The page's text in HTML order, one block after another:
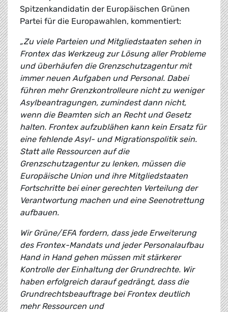
Spitzenkandidatin der Europäischen Grünen
Partei für die Europawahlen, kommentiert:
„Zu viele Parteien und Mitgliedstaaten sehen in
Frontex das Werkzeug zur Lösung aller Probleme
und überhäufen die Grenzschutzagentur mit
immer neuen Aufgaben und Personal. Dabei
führen mehr Grenzkontrolleure nicht zu weniger
Asylbeantragungen, zumindest dann nicht,
wenn die Beamten sich an Recht und Gesetz
halten. Frontex aufzublähen kann kein Ersatz für
eine fehlende Asyl- und Migrationspolitik sein.
Statt alle Ressourcen auf die
Grenzschutzagentur zu lenken, müssen die
Europäische Union und ihre Mitgliedstaaten
Fortschritte bei einer gerechten Verteilung der
Verantwortung machen und eine Seenotrettung
aufbauen.
Wir Grüne/EFA fordern, dass jede Erweiterung
des Frontex-Mandats und jeder Personalaufbau
Hand in Hand gehen müssen mit stärkerer
Kontrolle der Einhaltung der Grundrechte. Wir
haben erfolgreich darauf gedrängt, dass die
Grundrechtsbeauftrage bei Frontex deutlich
mehr Ressourcen und